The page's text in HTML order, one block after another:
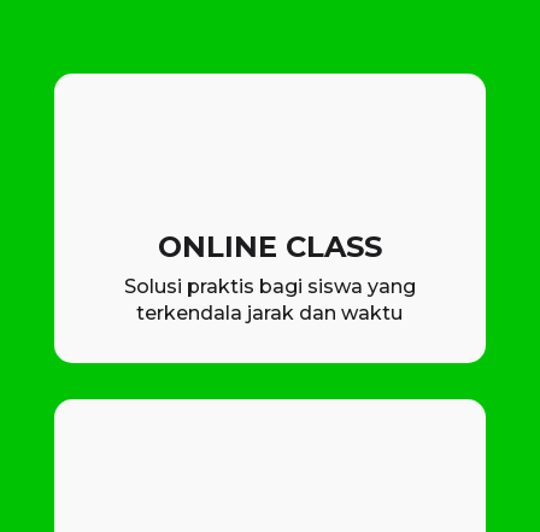
ONLINE CLASS
Solusi praktis bagi siswa yang
terkendala jarak dan waktu